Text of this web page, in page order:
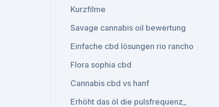
Kurzfilme
Savage cannabis oil bewertung
Einfache cbd lösungen rio rancho
Flora sophia cbd
Cannabis cbd vs hanf
Erhöht das öl die pulsfrequenz_